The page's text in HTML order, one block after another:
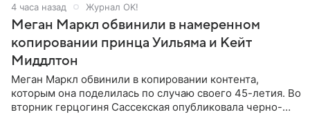
4 часа назад Журнал OK!
Меган Маркл обвинили в намеренном
копировании принца Уильяма и Кейт
Миддлтон
Меган Маркл обвинили в копировании контента,
которым она поделилась по случаю своего 45-летия. Во
вторник герцогиня Сассекская опубликовала черно-